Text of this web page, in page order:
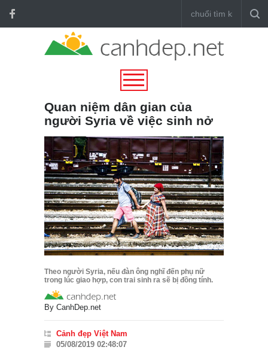
Quan niệm dân gian của
người Syria về việc sinh nở
Theo người Syria, nếu đàn ông nghĩ đến phụ nữ
trong lúc giao hợp, con trai sinh ra sẽ bị đồng tính.
By CanhDep.net
Cảnh đẹp Việt Nam
05/08/2019 02:48:07